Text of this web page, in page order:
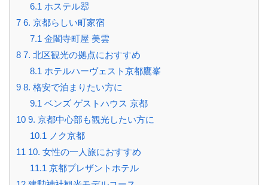
6.1 ホステル翆
7 6. 京都らしい町家宿
7.1 金閣寺町屋 美雲
8 7. 北区観光の拠点におすすめ
8.1 ホテルハーヴェスト京都鷹峯
9 8. 格安で泊まりたい方に
9.1 ベンズ ゲストハウス 京都
10 9. 京都中心部も観光したい方に
10.1 ノク京都
11 10. 女性の一人旅におすすめ
11.1 京都プレザントホテル